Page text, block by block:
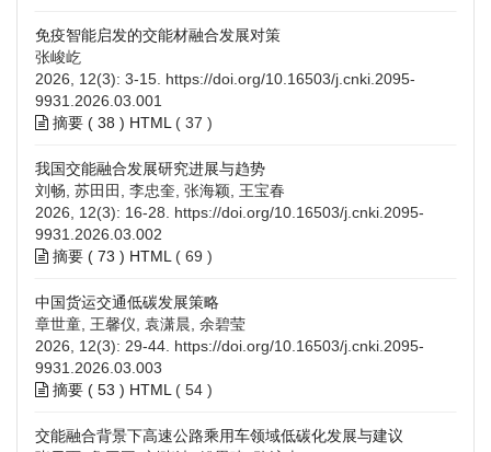
免疫智能启发的交能材融合发展对策
张峻屹
2026, 12(3): 3-15. https://doi.org/10.16503/j.cnki.2095-
9931.2026.03.001
摘要 ( 38 ) HTML ( 37 )
我国交能融合发展研究进展与趋势
刘畅, 苏田田, 李忠奎, 张海颖, 王宝春
2026, 12(3): 16-28. https://doi.org/10.16503/j.cnki.2095-
9931.2026.03.002
摘要 ( 73 ) HTML ( 69 )
中国货运交通低碳发展策略
章世童, 王馨仪, 袁潇晨, 余碧莹
2026, 12(3): 29-44. https://doi.org/10.16503/j.cnki.2095-
9931.2026.03.003
摘要 ( 53 ) HTML ( 54 )
交能融合背景下高速公路乘用车领域低碳化发展与建议